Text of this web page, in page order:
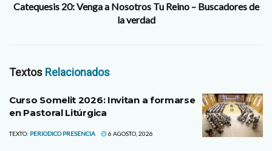
Catequesis 20: Venga a Nosotros Tu Reino – Buscadores de
la verdad
Textos Relacionados
Curso Somelit 2026: Invitan a formarse
en Pastoral Litúrgica
TEXTO: PERIODICO PRESENCIA 6 AGOSTO, 2026